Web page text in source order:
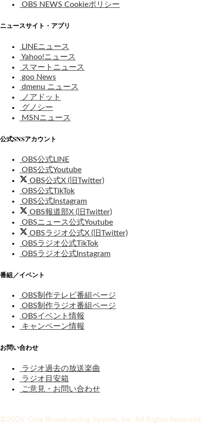
OBS NEWS Cookieポリシー
ニュースサイト・アプリ
LINEニュース
Yahoo!ニュース
スマートニュース
goo News
dmenu ニュース
ノアドット
グノシー
MSNニュース
公式SNSアカウント
OBS公式LINE
OBS公式Youtube
OBS公式X (旧Twitter)
OBS公式TikTok
OBS公式Instagram
OBS報道部X (旧Twitter)
OBSニュース公式Youtube
OBSラジオ公式X (旧Twitter)
OBSラジオ公式TikTok
OBSラジオ公式Instagram
番組／イベント
OBS制作テレビ番組ページ
OBS制作ラジオ番組ページ
OBSイベント情報
キャンペーン情報
お問い合わせ
ラジオ過去の放送楽曲
ラジオ目安箱
ご意見・お問い合わせ
©2026 Oita Broadcasting System, Inc. All Rights Reserved.